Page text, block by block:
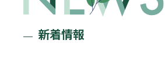
新着情報